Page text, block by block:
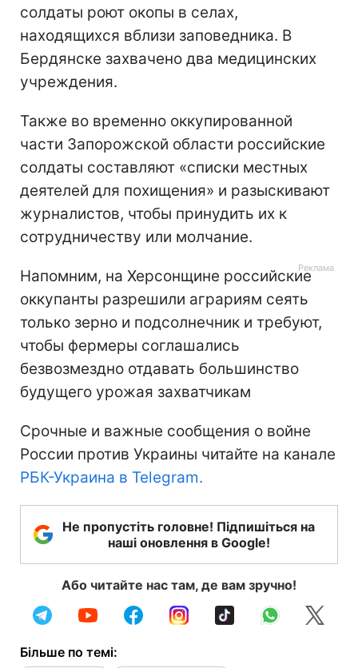
солдаты роют окопы в селах,
находящихся вблизи заповедника. В
Бердянске захвачено два медицинских
учреждения.
Также во временно оккупированной
части Запорожской области российские
солдаты составляют «списки местных
деятелей для похищения» и разыскивают
журналистов, чтобы принудить их к
сотрудничеству или молчание.
Напомним, на Херсонщине российские
оккупанты разрешили аграриям сеять
только зерно и подсолнечник и требуют,
чтобы фермеры соглашались
безвозмездно отдавать большинство
будущего урожая захватчикам
Срочные и важные сообщения о войне
России против Украины читайте на канале
РБК-Украина в Telegram.
Не пропустіть головне! Підпишіться на
наші оновлення в Google!
Або читайте нас там, де вам зручно!
Більше по темі: